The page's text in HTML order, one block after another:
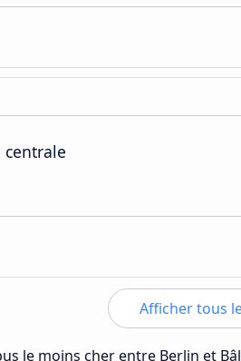
Afficher tous
le moins cher entre Berlin et